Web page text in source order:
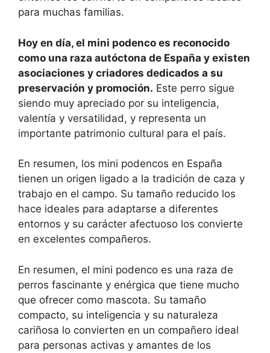
para muchas familias.
Hoy en día, el mini podenco es reconocido
como una raza autóctona de España y existen
asociaciones y criadores dedicados a su
preservación y promoción. Este perro sigue
siendo muy apreciado por su inteligencia,
valentía y versatilidad, y representa un
importante patrimonio cultural para el país.
En resumen, los mini podencos en España
tienen un origen ligado a la tradición de caza y
trabajo en el campo. Su tamaño reducido los
hace ideales para adaptarse a diferentes
entornos y su carácter afectuoso los convierte
en excelentes compañeros.
En resumen, el mini podenco es una raza de
perros fascinante y enérgica que tiene mucho
que ofrecer como mascota. Su tamaño
compacto, su inteligencia y su naturaleza
cariñosa lo convierten en un compañero ideal
para personas activas y amantes de los